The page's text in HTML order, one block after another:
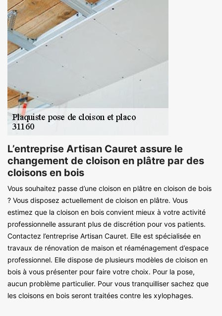
L’entreprise Artisan Cauret assure le
changement de cloison en plâtre par des
cloisons en bois
Vous souhaitez passe d’une cloison en plâtre en cloison de bois
? Vous disposez actuellement de cloison en plâtre. Vous
estimez que la cloison en bois convient mieux à votre activité
professionnelle assurant plus de discrétion pour vos patients.
Contactez l’entreprise Artisan Cauret. Elle est spécialisée en
travaux de rénovation de maison et réaménagement d’espace
professionnel. Elle dispose de plusieurs modèles de cloison en
bois à vous présenter pour faire votre choix. Pour la pose,
aucun problème particulier. Pour vous tranquilliser sachez que
les cloisons en bois seront traitées contre les xylophages.